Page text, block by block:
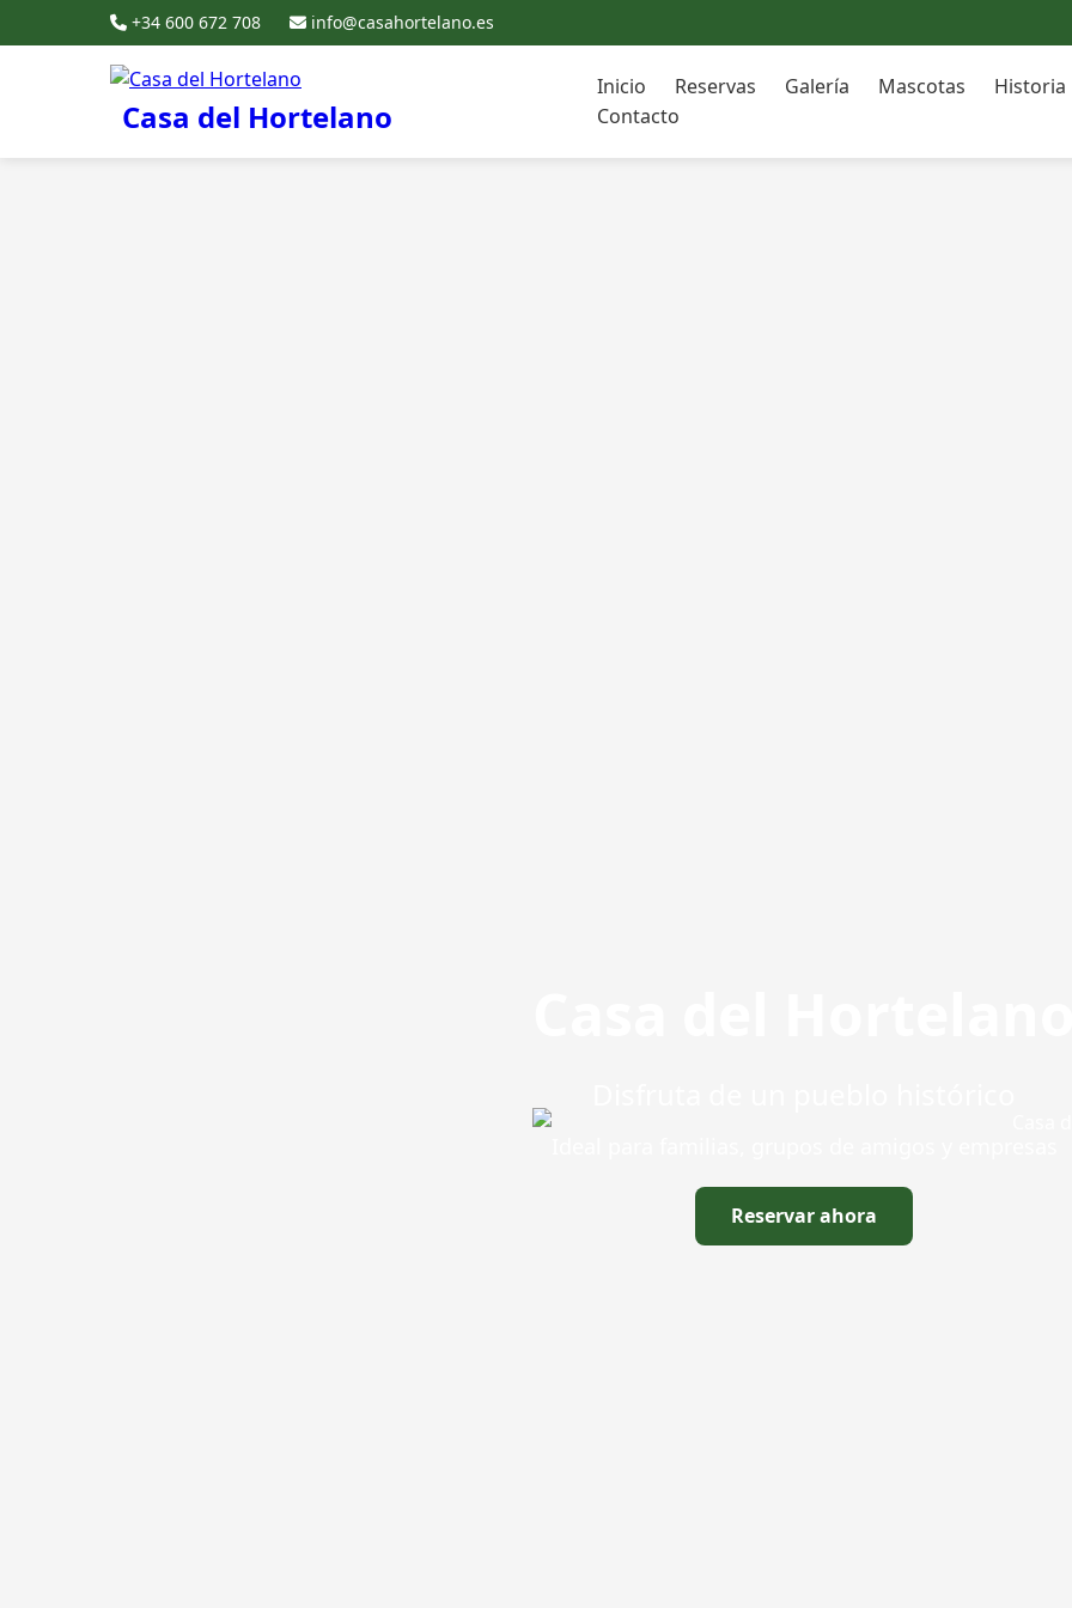
+34 600 672 708 info@casahortelano.es
Casa del Hortelano
Inicio Reservas Galería Mascotas
Historia
Contacto
Reservar ahora